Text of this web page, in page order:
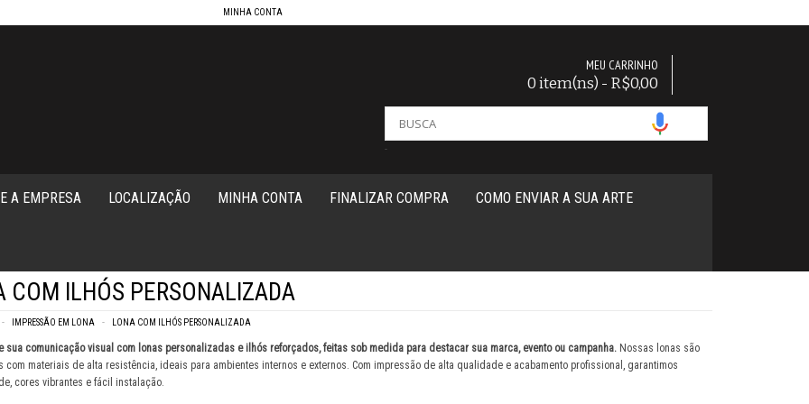
MINHA CONTA
MEU CARRINHO
0 item(ns) - R$0,00
-
A EMPRESA LOCALIZAÇÃO MINHA CONTA FINALIZAR COMPRA COMO ENVIAR A SUA ARTE
ILHÓS PERSONALIZADA
COM ILHÓS PERSONALIZADA
IMPRESSÃO EM LONA LONA COM ILHÓS PERSONALIZADA
sua comunicação visual com lonas personalizadas e ilhós reforçados, feitas sob medida para destacar sua marca, evento ou campanha.Nossas lonas são
com materiais de alta resistência, ideais para ambientes internos e externos. Com impressão de alta qualidade e acabamento profissional, garantimos
cores vibrantes e fácil instalação.